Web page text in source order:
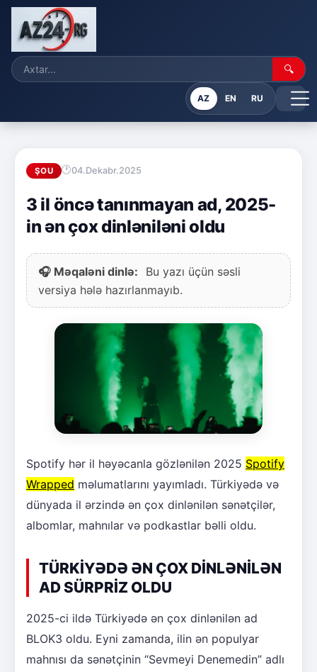
🔍
AZ EN RU
ŞOU 04.Dekabr.2025
3 il öncə tanınmayan ad, 2025-
in ən çox dinləniləni oldu
🎧 Məqaləni dinlə:
Bu yazı üçün səsli
versiya hələ hazırlanmayıb.
Spotify hər il həyəcanla gözlənilən 2025 Spotify
Wrapped məlumatlarını yayımladı. Türkiyədə və
dünyada il ərzində ən çox dinlənilən sənətçilər,
albomlar, mahnılar və podkastlar bəlli oldu.
TÜRKİYƏDƏ ƏN ÇOX DİNLƏNİLƏN
AD SÜRPRİZ OLDU
2025-ci ildə Türkiyədə ən çox dinlənilən ad
BLOK3 oldu. Eyni zamanda, ilin ən populyar
mahnısı da sənətçinin “Sevmeyi Denemedin” adlı